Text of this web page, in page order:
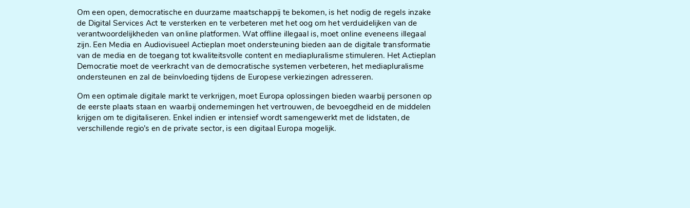
Om een open, democratische en duurzame maatschappij te bekomen, is het nodig de regels inzake
de Digital Services Act te versterken en te verbeteren met het oog om het verduidelijken van de
verantwoordelijkheden van online platformen. Wat offline illegaal is, moet online eveneens illegaal
zijn. Een Media en Audiovisueel Actieplan moet ondersteuning bieden aan de digitale transformatie
van de media en de toegang tot kwaliteitsvolle content en mediapluralisme stimuleren. Het Actieplan
Democratie moet de veerkracht van de democratische systemen verbeteren, het mediapluralisme
ondersteunen en zal de beïnvloeding tijdens de Europese verkiezingen adresseren.
Om een optimale digitale markt te verkrijgen, moet Europa oplossingen bieden waarbij personen op
de eerste plaats staan en waarbij ondernemingen het vertrouwen, de bevoegdheid en de middelen
krijgen om te digitaliseren. Enkel indien er intensief wordt samengewerkt met de lidstaten, de
verschillende regio’s en de private sector, is een digitaal Europa mogelijk.